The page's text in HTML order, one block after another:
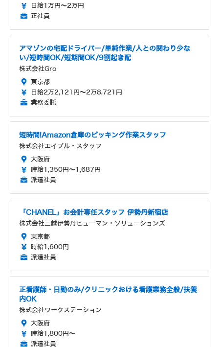
日給1万円～2万円
正社員
アマゾンの宅配ドライバー/単純作業/人との関わり少な
い/短時間OK/短期間OK/9割起き配
株式会社Gro
東京都
日給2万2,121円～2万8,721円
業務委託
短時間!Amazon倉庫のピッキング作業スタッフ
株式会社エイブル・スタッフ
大阪府
時給1,350円～1,687円
派遣社員
「CHANEL」お会計専任スタッフ 伊勢丹新宿店
株式会社三越伊勢丹ヒューマン・ソリューションズ
東京都
時給1,600円
派遣社員
正看護師・日勤のみ/クリニックおける看護業務全般/扶養
内OK
株式会社ワークステーション
大阪府
時給1,800円～
派遣社員